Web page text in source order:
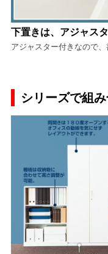
下置きは、アジャス
アジャスター付きなので
シリーズで組